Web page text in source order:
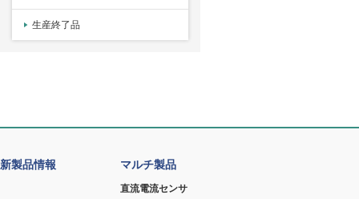
生産終了品
新製品情報 マルチ製品
直流電流センサ